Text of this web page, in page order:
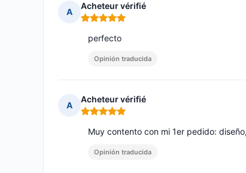
A
Acheteur vérifié
Nota: 5 de 5
perfecto
Opinión traducida
A
Acheteur vérifié
Nota: 5 de 5
Muy contento con mi 1er pedido:
Opinión traducida